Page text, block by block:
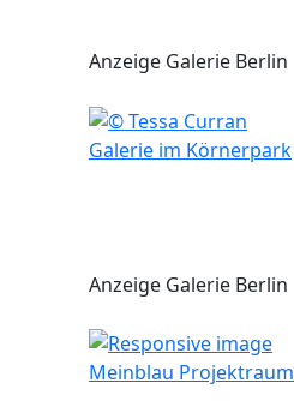
Anzeige Galerie Berlin
Galerie im Körnerpark
Anzeige Galerie Berlin
Meinblau Projektraum